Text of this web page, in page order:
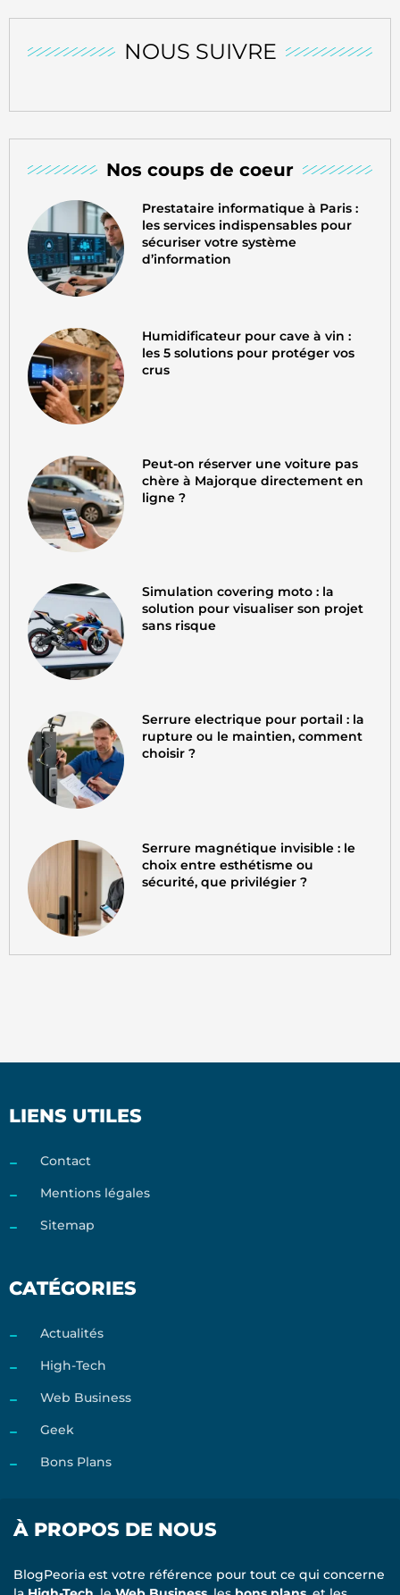
NOUS SUIVRE
Nos coups de coeur
Prestataire informatique à Paris :
les services indispensables pour
sécuriser votre système
d’information
Humidificateur pour cave à vin :
les 5 solutions pour protéger vos
crus
Peut-on réserver une voiture pas
chère à Majorque directement en
ligne ?
Simulation covering moto : la
solution pour visualiser son projet
sans risque
Serrure electrique pour portail : la
rupture ou le maintien, comment
choisir ?
Serrure magnétique invisible : le
choix entre esthétisme ou
sécurité, que privilégier ?
LIENS UTILES
Contact
Mentions légales
Sitemap
CATÉGORIES
Actualités
High-Tech
Web Business
Geek
Bons Plans
À PROPOS DE NOUS
BlogPeoria est votre référence pour tout ce qui concerne